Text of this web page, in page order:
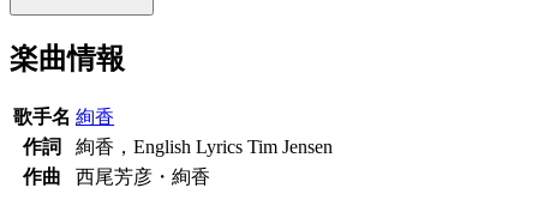
楽曲情報
歌手名 絢香
作詞
絢香，English Lyrics Tim Jensen
作曲
西尾芳彦・絢香